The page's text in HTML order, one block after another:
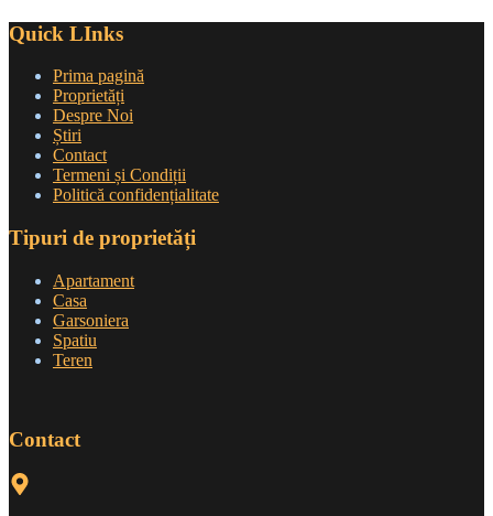
Quick LInks
Prima pagină
Proprietăți
Despre Noi
Știri
Contact
Termeni și Condiții
Politică confidențialitate
Tipuri de proprietăți
Apartament
Casa
Garsoniera
Spatiu
Teren
Contact